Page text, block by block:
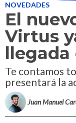
NOVEDADES
El
Virtus
llegada
Te contamos
presentará la
Juan Manuel